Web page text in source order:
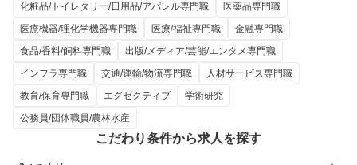
化粧品/トイレタリー/日用品/アパレル専門職
医薬品専門職
医療機器/理化学機器専門職
医療/福祉専門職
金融専門職
食品/香料/飼料専門職
出版/メディア/芸能/エンタメ専門職
インフラ専門職
交通/運輸/物流専門職
人材サービス専門職
教育/保育専門職
エグゼクティブ
学術研究
公務員/団体職員/農林水産
こだわり条件から求人を探す